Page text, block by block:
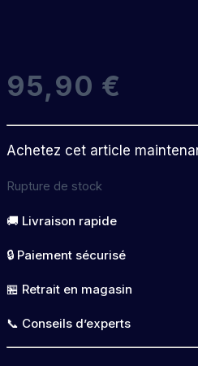
95,90 €
Achetez cet article
Rupture de stock
🚚 Livraison rapide
🔒 Paiement sécurisé
🏪 Retrait en magasin
📞 Conseils d’experts